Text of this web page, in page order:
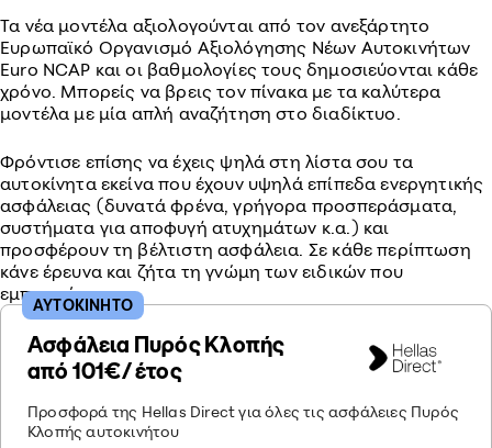
Τα νέα μοντέλα αξιολογούνται από τον ανεξάρτητο
Ευρωπαϊκό Οργανισμό Αξιολόγησης Νέων Αυτοκινήτων
Euro NCAP και οι βαθμολογίες τους δημοσιεύονται κάθε
χρόνο. Μπορείς να βρεις τον πίνακα με τα καλύτερα
μοντέλα με μία απλή αναζήτηση στο διαδίκτυο.
Φρόντισε επίσης να έχεις ψηλά στη λίστα σου τα
αυτοκίνητα εκείνα που έχουν υψηλά επίπεδα ενεργητικής
ασφάλειας (δυνατά φρένα, γρήγορα προσπεράσματα,
συστήματα για αποφυγή ατυχημάτων κ.α.) και
προσφέρουν τη βέλτιστη ασφάλεια. Σε κάθε περίπτωση
κάνε έρευνα και ζήτα τη γνώμη των ειδικών που
εμπιστεύεσαι.
Ασφάλεια Πυρός Κλοπής
από 101€/ έτος
Προσφορά της Hellas Direct για όλες τις ασφάλειες Πυρός
Κλοπής αυτοκινήτου
ΑΥΤΟΚΙΝΗΤΟ